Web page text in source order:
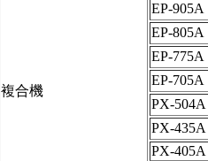
複合機
EP-905A
EP-805A
EP-775A
EP-705A
PX-504A
PX-435A
PX-405A